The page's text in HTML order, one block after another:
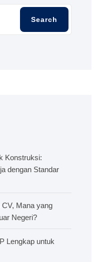
Search
Konstruksi:
dengan Standar
Mana yang
Negeri?
Lengkap untuk